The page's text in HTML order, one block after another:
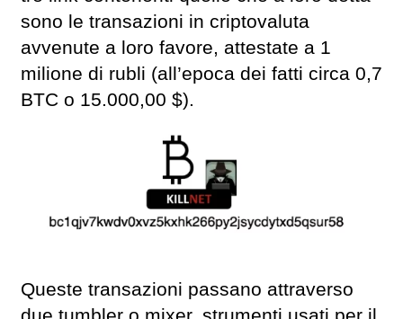
sono le transazioni in criptovaluta
avvenute a loro favore, attestate a 1
milione di rubli (all’epoca dei fatti circa 0,7
BTC o 15.000,00 $).
Queste transazioni passano attraverso